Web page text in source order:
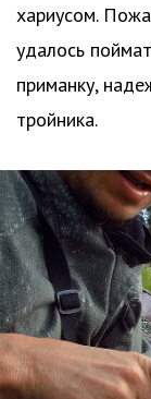
хариусом.
удалось
приманку,
тройника.